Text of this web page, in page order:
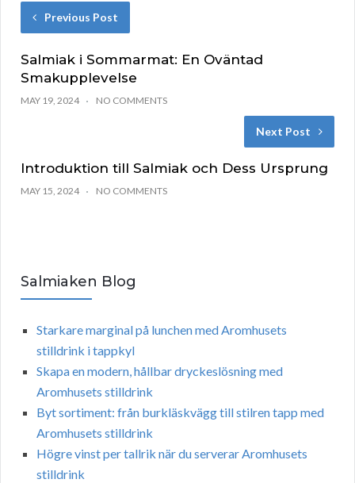
Previous Post
Salmiak i Sommarmat: En Oväntad
Smakupplevelse
MAY 19, 2024 NO COMMENTS
Next Post
Introduktion till Salmiak och Dess Ursprung
MAY 15, 2024 NO COMMENTS
Salmiaken Blog
Starkare marginal på lunchen med Aromhusets
stilldrink i tappkyl
Skapa en modern, hållbar dryckeslösning med
Aromhusets stilldrink
Byt sortiment: från burkläskvägg till stilren tapp med
Aromhusets stilldrink
Högre vinst per tallrik när du serverar Aromhusets
stilldrink